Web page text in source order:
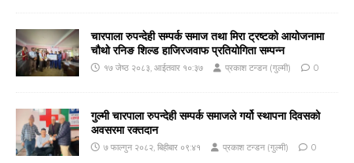
चारपाला रुपन्देही सम्पर्क समाज तथा मिरा ट्रष्टको आयोजनामा
चौथो रनिङ शिल्ड हाजिरजवाफ प्रतियोगिता सम्पन्न
१७ जेष्ठ २०८३, आईतवार १०:३७ प्रकाश टन्डन (गुल्मी) 0
गुल्मी चारपाला रुपन्देही सम्पर्क समाजले गर्यो स्थापना दिवसको
अवसरमा रक्तदान
७ फाल्गुन २०८२, बिहीबार ०९:४१ प्रकाश टन्डन (गुल्मी) 0